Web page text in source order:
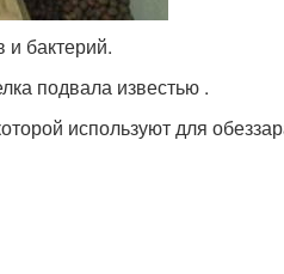
и бактерий.
подвала известью .
используют для